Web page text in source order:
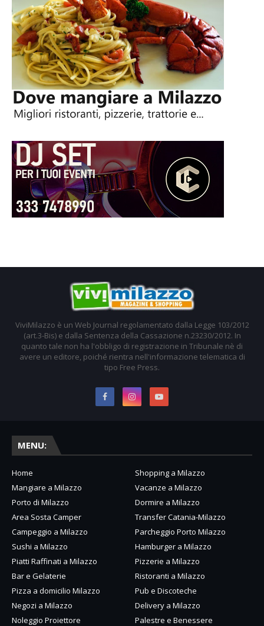
ViviMilazzo è un Web Journal regolamentato dalla Legge 103/2012
(art.3-Bis) e dalla Sentenza della Cassazione n.23230/2012. In
quanto tale non ha l'obbligo di registrazione in Tribunale nè di
avere un editore, poiché rientra nell'informazione telematica di
tipo Free Press.
MENU:
Home
Shopping a Milazzo
Mangiare a Milazzo
Vacanze a Milazzo
Porto di Milazzo
Dormire a Milazzo
Area Sosta Camper
Transfer Catania-Milazzo
Campeggio a Milazzo
Parcheggio Porto Milazzo
Sushi a Milazzo
Hamburger a Milazzo
Piatti Raffinati a Milazzo
Pizzerie a Milazzo
Bar e Gelaterie
Ristoranti a Milazzo
Pizza a domicilio Milazzo
Pub e Discoteche
Negozi a Milazzo
Delivery a Milazzo
Noleggio Proiettore
Palestre e Benessere